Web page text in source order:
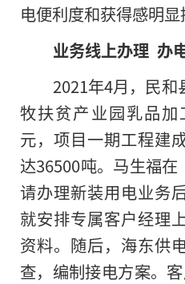
电便利度和获得感明显
业务线上办理 办
2021年4月，民
牧扶贫产业园乳品加
元，项目一期工程建
达36500吨。马生福
请办理新装用电业务
就安排专属客户经理
资料。随后，海东供
查，编制接电方案。